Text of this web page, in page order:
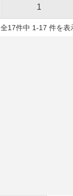
1
全17件中 1-17 件を表